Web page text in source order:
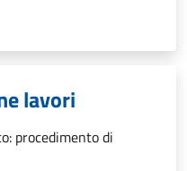
lavori
procedimento di